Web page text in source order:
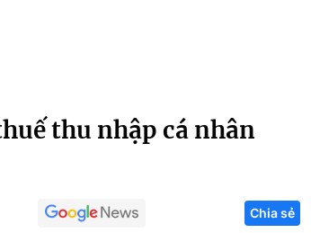
Infographic
Công nghệ
thu nhập cá nhân
Chia sẻ